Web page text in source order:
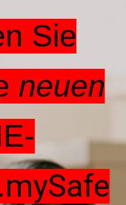
Sie
neuen